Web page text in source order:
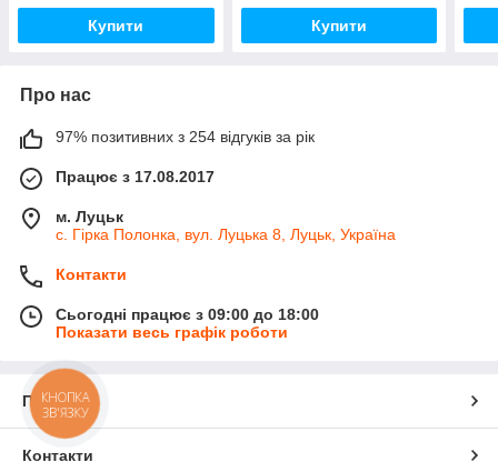
Купити Купити
Про нас
97% позитивних з 254 відгуків за рік
Працює з 17.08.2017
м. Луцьк
с. Гірка Полонка, вул. Луцька 8, Луцьк, Україна
Контакти
Сьогодні працює з 09:00 до 18:00
Показати весь графік роботи
Про нас
Контакти
КНОПКА
ЗВ'ЯЗКУ